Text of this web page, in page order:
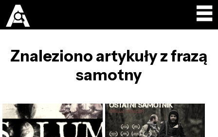
Znaleziono artykuły z frazą
samotny